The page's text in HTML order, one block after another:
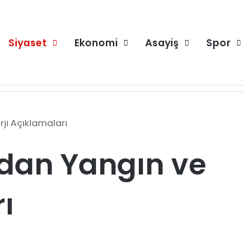
Siyaset Ekonomi Asayiş Spor
proje yürütüyoruz
Açıklamaları
Yangın ve